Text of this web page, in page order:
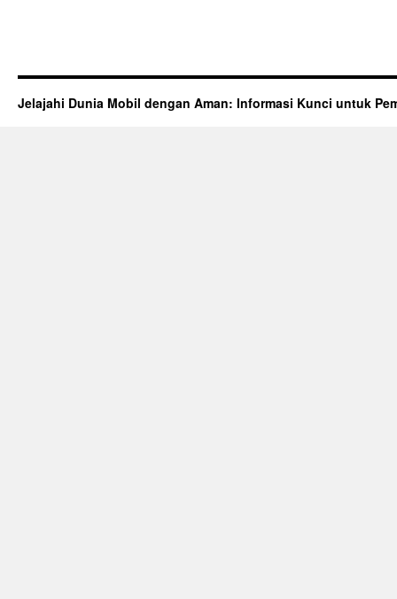
Jelajahi Dunia Mobil dengan Aman: Informasi Kunci untuk